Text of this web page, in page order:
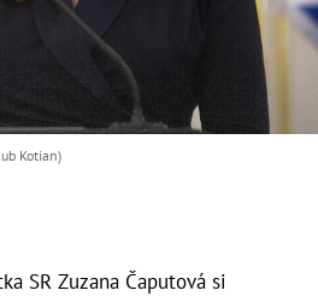
Kotian)
SR Zuzana Čaputová si